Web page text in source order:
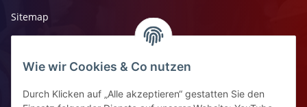
Wie wir Cookies & Co nutzen
Durch Klicken auf „Alle akzeptieren“ gestatten Sie den
Sitemap
Impressum
Widerrufsrecht